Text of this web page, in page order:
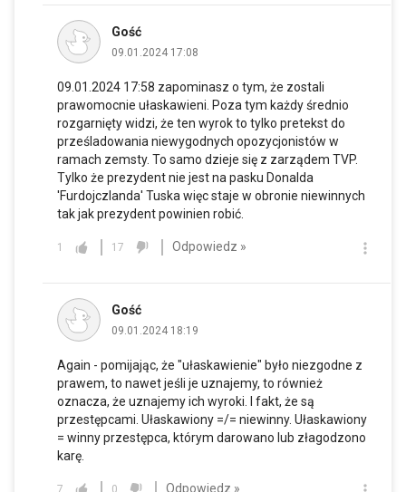
Gość
09.01.2024 17:08
09.01.2024 17:58 zapominasz o tym, że zostali
prawomocnie ułaskawieni. Poza tym każdy średnio
rozgarnięty widzi, że ten wyrok to tylko pretekst do
prześladowania niewygodnych opozycjonistów w
ramach zemsty. To samo dzieje się z zarządem TVP.
Tylko że prezydent nie jest na pasku Donalda
'Furdojczlanda' Tuska więc staje w obronie niewinnych
tak jak prezydent powinien robić.
1 17 Odpowiedz »
Gość
09.01.2024 18:19
Again - pomijając, że "ułaskawienie" było niezgodne z
prawem, to nawet jeśli je uznajemy, to również
oznacza, że uznajemy ich wyroki. I fakt, że są
przestępcami. Ułaskawiony =/= niewinny. Ułaskawiony
= winny przestępca, którym darowano lub złagodzono
karę.
7 0 Odpowiedz »